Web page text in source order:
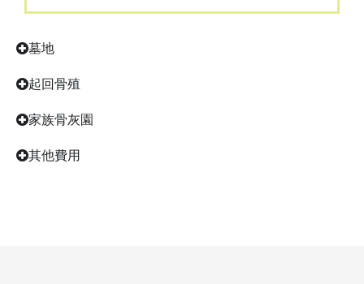
墓地
起回骨殖
家族骨灰園
其他費用